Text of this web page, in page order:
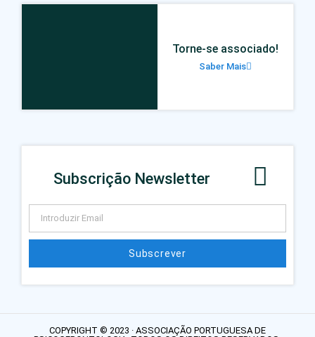
Torne-se associado!
Saber Mais
Subscrição Newsletter
Subscrever
COPYRIGHT © 2023 · ASSOCIAÇÃO PORTUGUESA DE